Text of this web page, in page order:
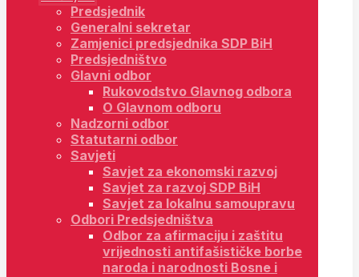
Predsjednik
Generalni sekretar
Zamjenici predsjednika SDP BiH
Predsjedništvo
Glavni odbor
Rukovodstvo Glavnog odbora
O Glavnom odboru
Nadzorni odbor
Statutarni odbor
Savjeti
Savjet za ekonomski razvoj
Savjet za razvoj SDP BiH
Savjet za lokalnu samoupravu
Odbori Predsjedništva
Odbor za afirmaciju i zaštitu
vrijednosti antifašističke borbe
naroda i narodnosti Bosne i